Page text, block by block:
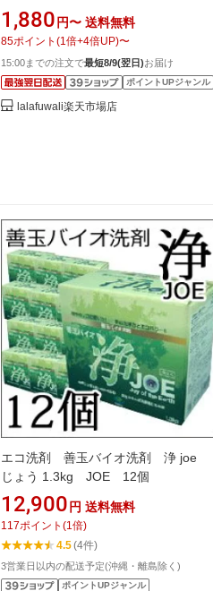
得!】【全国送料無料!】ピジョン 赤ち
ゃんの柔軟剤 ベビーソフター ひだま
りフラワーの香り 詰替用 2回分 つめか
え用 1000ml
1,880 円〜 送料無料
85ポイント (1倍+4倍UP)〜
15:00までの注文で最短8/9(翌日)お届け
ポイントUPジャンル
lalafuwali楽天市場店
エコ洗剤 善玉バイオ洗剤 浄 joe
じょう 1.3kg JOE 12個
12,900 円 送料無料
117ポイント (1倍)
4.5(4件)
3営業日以内の配送予定(沖縄・離島除く)
ポイントUPジャンル